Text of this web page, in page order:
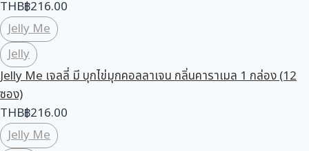
THB฿216.00
Jelly Me
Jelly
Jelly Me เจลลี่ มี บุกไข่มุกคอลลาเจน กลิ่นคาราเมล 1 กล่อง (12
ซอง)
THB฿216.00
Jelly Me